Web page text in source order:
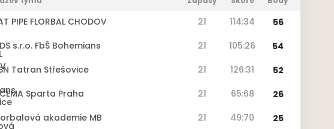
PIPE FLORBAL CHODOV 21 114:34 56
s.r.o. FbŠ Bohemians 21 105:26 54
Tatran Střešovice 21 126:31 52
Sparta Praha 21 65:68 26
akademie MB 21 49:70
25